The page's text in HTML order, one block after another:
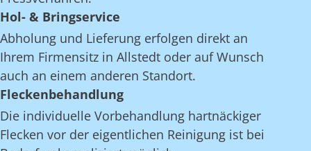
Hol- & Bringservice
Abholung und Lieferung erfolgen direkt an
Ihrem Firmensitz in Allstedt oder auf Wunsch
auch an einem anderen Standort.
Fleckenbehandlung
Die individuelle Vorbehandlung hartnäckiger
Flecken vor der eigentlichen Reinigung ist bei